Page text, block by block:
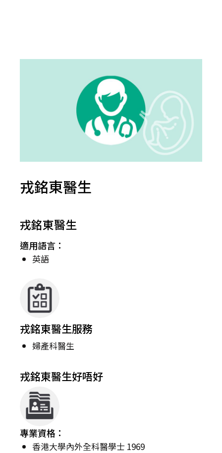
戎銘東醫生
戎銘東醫生
適用語言：
英語
戎銘東醫生服務
婦產科醫生
戎銘東醫生好唔好
專業資格：
香港大學內外全科醫學士 1969